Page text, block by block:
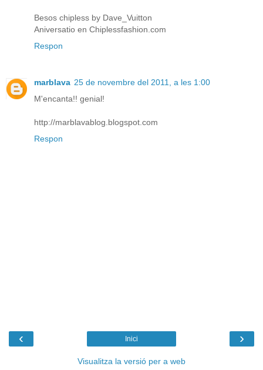
Besos chipless by Dave_Vuitton
Aniversatio en Chiplessfashion.com
Respon
marblava 25 de novembre del 2011, a les 1:00
M'encanta!! genial!
http://marblavablog.blogspot.com
Respon
‹ ›
Inici
Visualitza la versió per a web